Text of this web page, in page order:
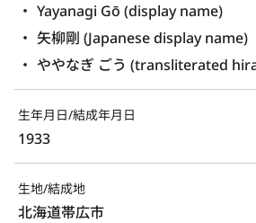
Yayanagi Gō (display name)
矢柳剛 (Japanese display name)
ややなぎ ごう (transliterated
生年月日/結成年月日
1933
生地/結成地
北海道帯広市